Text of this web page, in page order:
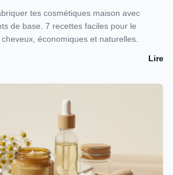
tes cosmétiques maison avec
de base. 7 recettes faciles pour le
économiques et naturelles.
Lire